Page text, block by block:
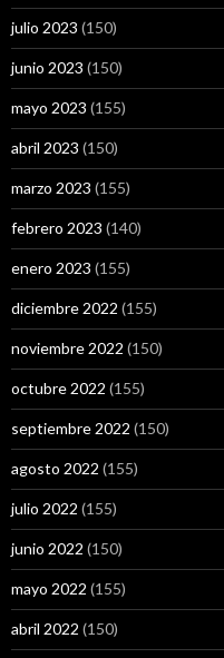
julio 2023 (150)
junio 2023 (150)
mayo 2023 (155)
abril 2023 (150)
marzo 2023 (155)
febrero 2023 (140)
enero 2023 (155)
diciembre 2022 (155)
noviembre 2022 (150)
octubre 2022 (155)
septiembre 2022 (150)
agosto 2022 (155)
julio 2022 (155)
junio 2022 (150)
mayo 2022 (155)
abril 2022 (150)